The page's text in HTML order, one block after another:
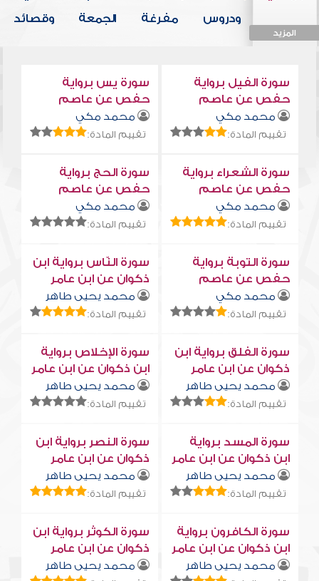
المزيد
ودروس
مفرغة
الجمعة
وقصائد
سورة الفيل برواية
حفص عن عاصم
محمد مكي
تقييم المادة:
سورة يس برواية
حفص عن عاصم
محمد مكي
تقييم المادة:
سورة الشعراء برواية
حفص عن عاصم
محمد مكي
تقييم المادة:
سورة الحج برواية
حفص عن عاصم
محمد مكي
تقييم المادة:
سورة التوبة برواية
حفص عن عاصم
محمد مكي
تقييم المادة:
سورة النّاس برواية ابن
ذكوان عن ابن عامر
محمد يحيى طاهر
تقييم المادة:
سورة الفلق برواية ابن
ذكوان عن ابن عامر
محمد يحيى طاهر
تقييم المادة:
سورة الإخلاص برواية
ابن ذكوان عن ابن عامر
محمد يحيى طاهر
تقييم المادة:
سورة المسد برواية
ابن ذكوان عن ابن عامر
محمد يحيى طاهر
تقييم المادة:
سورة النصر برواية ابن
ذكوان عن ابن عامر
محمد يحيى طاهر
تقييم المادة:
سورة الكافرون برواية
ابن ذكوان عن ابن عامر
محمد يحيى طاهر
سورة الكوثر برواية ابن
ذكوان عن ابن عامر
محمد يحيى طاهر